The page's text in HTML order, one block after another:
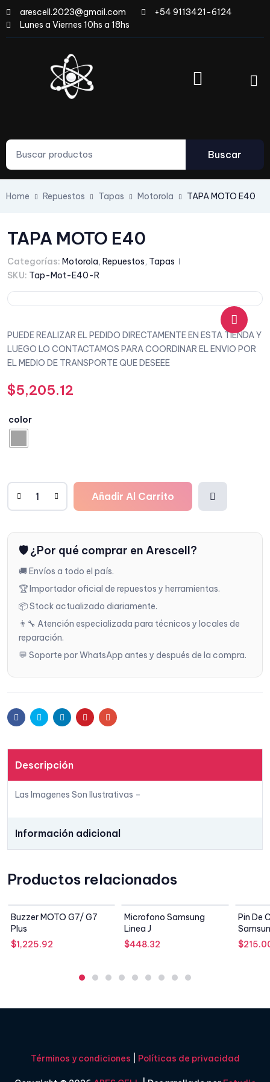
arescell.2023@gmail.com
+54 9113421-6124
Lunes a Viernes 10hs a 18hs
Buscar
Home Repuestos Tapas Motorola TAPA MOTO E40
TAPA MOTO E40
Categorías: Motorola, Repuestos, Tapas
SKU: Tap-Mot-E40-R
🔍
PUEDE REALIZAR EL PEDIDO DIRECTAMENTE EN ESTA TIENDA Y
LUEGO LO CONTACTAMOS PARA COORDINAR EL ENVIO POR
EL MEDIO DE TRANSPORTE QUE DESEEE
$5,205.12
color
Añadir Al Carrito
lista
🛡️ ¿Por qué comprar en Arescell?
🚚 Envíos a todo el país.
🏆 Importador oficial de repuestos y herramientas.
📦 Stock actualizado diariamente.
👨‍🔧 Atención especializada para técnicos y locales de
reparación.
💬 Soporte por WhatsApp antes y después de la compra.
FacebookTwitter LinkedinPinterestEmail
Descripción
Las Imagenes Son Ilustrativas –
Información adicional
Productos relacionados
SIN STOCK
Buzzer MOTO G7/ G7
Plus
$1,225.92
SIN STOCK
Microfono Samsung
Linea J
$448.32
Pin De
$
Términos y condiciones Políticas de privacidad